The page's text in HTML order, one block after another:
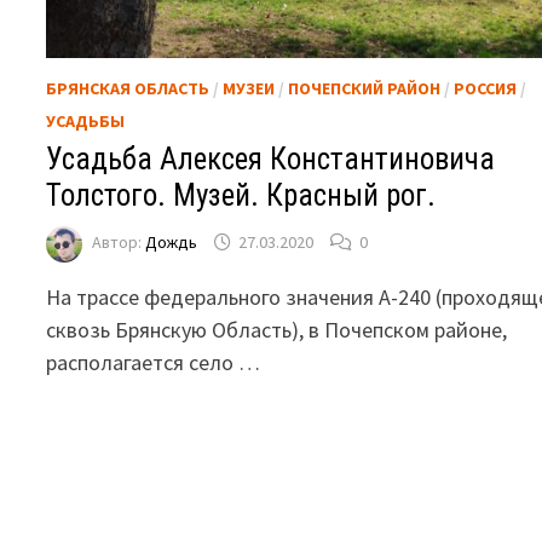
БРЯНСКАЯ ОБЛАСТЬ / МУЗЕИ / ПОЧЕПСКИЙ РАЙОН / РОССИЯ /
УСАДЬБЫ
Усадьба Алексея Константиновича
Толстого. Музей. Красный рог.
Автор:Дождь 27.03.2020 0
На трассе федерального значения А-240
сквозь Брянскую Область), в Почепском районе,
располагается село …